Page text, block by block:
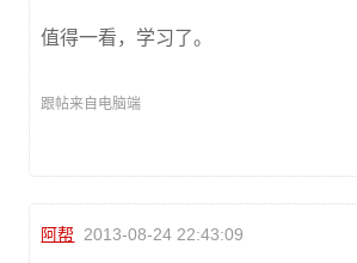
值得一看，学习了。
跟帖来自电脑端
阿帮 2013-08-24 22:43:09